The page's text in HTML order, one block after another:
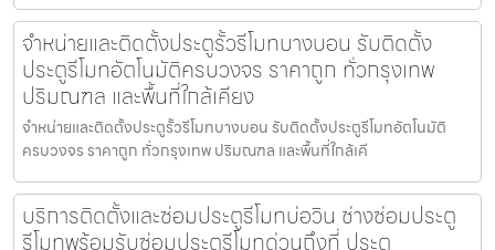
จำหน่ายและติดตั้งประตูรั้วรีโมทบางบอน รับติดตั้ง
ประตูรีโมทอัตโนมัติครบวงจร ราคาถูก ทั่วกรุงเทพ
ปริมณฑล และพื้นที่ใกล้เคียง
จำหน่ายและติดตั้งประตูรั้วรีโมทบางบอน รับติดตั้งประตูรีโมทอัตโนมัติ
ครบวงจร ราคาถูก ทั่วกรุงเทพ ปริมณฑล และพื้นที่ใกล้เคี
บริการติดตั้งและซ่อมประตูรีโมทบ่อวิน ช่างซ่อมประตู
รีโมทพร้อมรับซ่อมประตูรีโมทด่วนถึงที่ ประตู